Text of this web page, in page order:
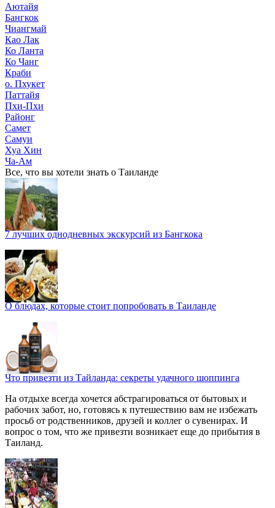
Аютайя
Бангкок
Чиангмай
Као Лак
Ко Ланта
Ко Чанг
Краби
о. Пхукет
Паттайя
Пхи-Пхи
Районг
Самет
Самуи
Хуа Хин
Ча-Ам
Все, что вы хотели знать o Таиланде
7 лучших однодневных экскурсий из Бангкока
О блюдах, которые стоит попробовать в Таиланде
Что привезти из Тайланда: секреты удачного шоппинга
На отдыхе всегда хочется абстрагироваться от бытовых и
рабочих забот, но, готовясь к путешествию вам не избежать
просьб от родственников, друзей и коллег о сувенирах. И
вопрос о том, что же привезти возникает еще до прибытия в
Таиланд.